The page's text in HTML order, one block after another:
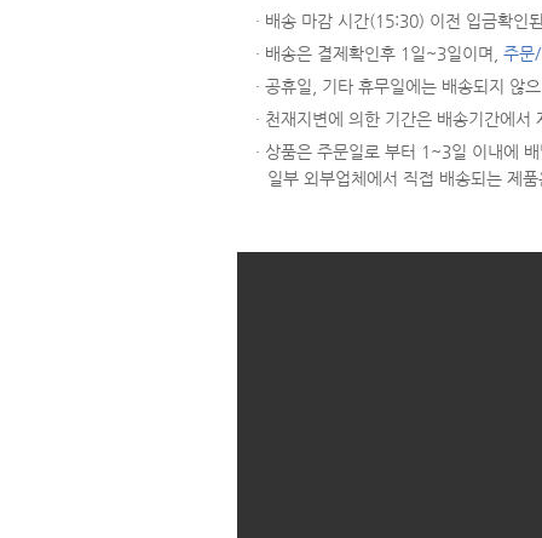
· 배송 마감 시간(15:30) 이전 입금확인
· 배송은 결제확인후 1일~3일이며, 주문
· 공휴일, 기타 휴무일에는 배송되지 않
· 천재지변에 의한 기간은 배송기간에서
· 상품은 주문일로 부터 1~3일 이내에
일부 외부업체에서 직접 배송되는 제